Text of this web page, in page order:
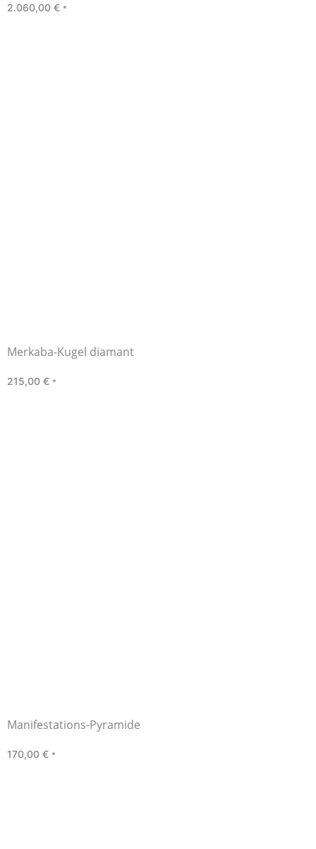
2.060,00 € *
Merkaba-Kugel diamant
215,00 € *
Manifestations-Pyramide
170,00 € *